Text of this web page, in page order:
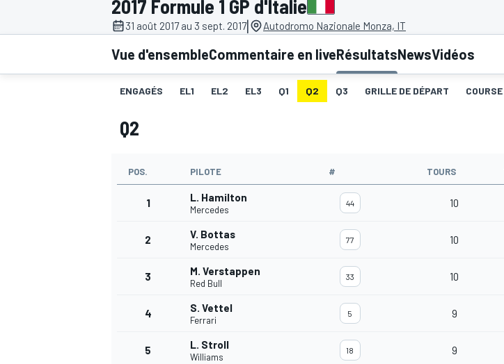
2017 Formule 1 GP d'Italie
31 août 2017 au 3 sept. 2017| Autodromo Nazionale Monza, IT
Vue d'ensembleCommentaire en liveRésultatsNewsVidéos
ENGAGÉS EL1 EL2 EL3 Q1 Q2 Q3 GRILLE DE DÉPART COURSE
Q2
POS. PILOTE # TOURS
1 L. Hamilton
Mercedes
44 10
2 V. Bottas
Mercedes
77 10
3 M. Verstappen
Red Bull
33 10
4 S. Vettel
Ferrari
5 9
5 L. Stroll
Williams
18 9